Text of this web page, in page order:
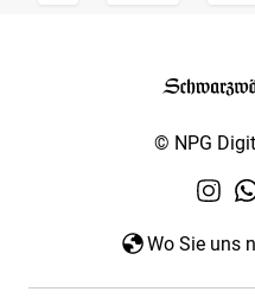
© NPG
Wo Sie uns